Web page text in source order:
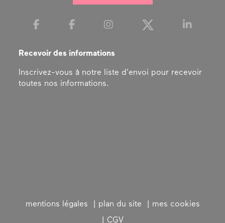
Recevoir des informations
Inscrivez-vous à notre liste d'envoi pour recevoir
toutes nos informations.
mentions légales plan du site
mes cookies
CGV